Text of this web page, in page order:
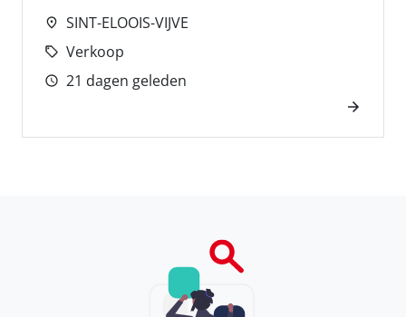
SINT-ELOOIS-VIJVE
Verkoop
21 dagen geleden